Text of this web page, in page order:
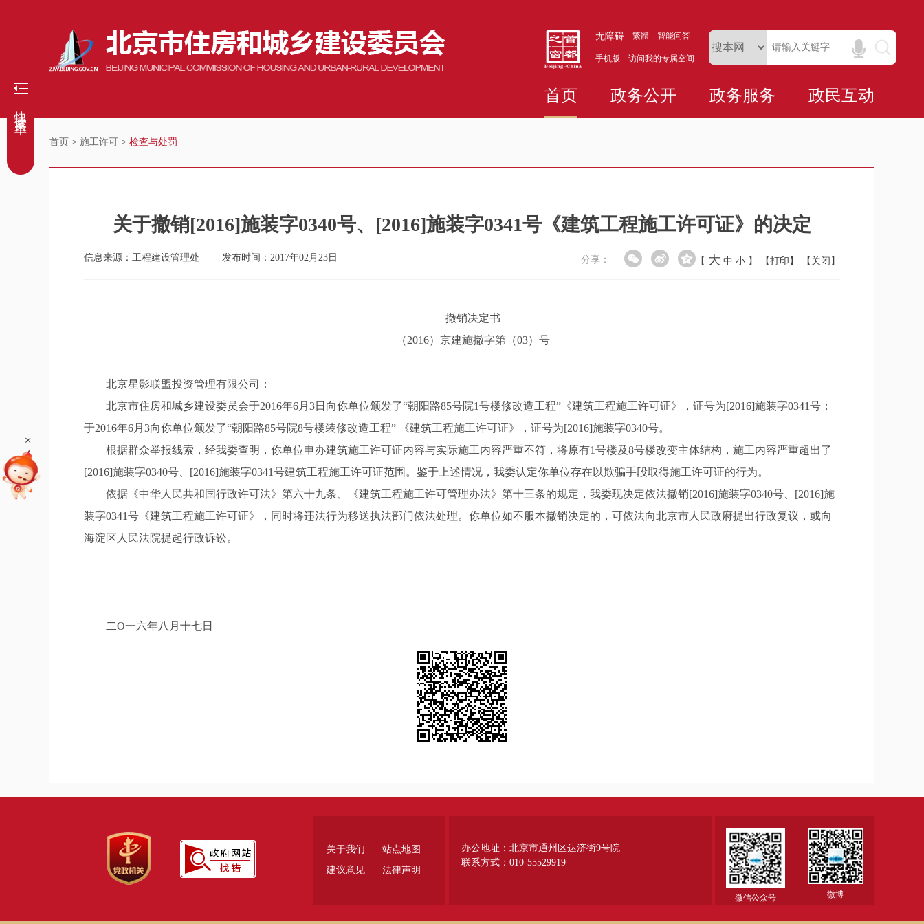
无障碍 繁體 智能问答
手机版 访问我的专属空间
首页 政务公开 政务服务 政民互动
首页 > 施工许可 > 检查与处罚
关于撤销[2016]施装字0340号、[2016]施装字0341号《建筑工程施工许可证》的决定
信息来源：工程建设管理处 发布时间：2017年02月23日 分享： 【 大 中 小 】 【打印】 【关闭】
撤销决定书
（2016）京建施撤字第（03）号
北京星影联盟投资管理有限公司：
北京市住房和城乡建设委员会于2016年6月3日向你单位颁发了“朝阳路85号院1号楼修改造工程”《建筑工程施工许可证》，证号为[2016]施装字0341号；
于2016年6月3向你单位颁发了“朝阳路85号院8号楼装修改造工程” 《建筑工程施工许可证》，证号为[2016]施装字0340号。
根据群众举报线索，经我委查明，你单位申办建筑施工许可证内容与实际施工内容严重不符，将原有1号楼及8号楼改变主体结构，施工内容严重超出了
[2016]施装字0340号、[2016]施装字0341号建筑工程施工许可证范围。鉴于上述情况，我委认定你单位存在以欺骗手段取得施工许可证的行为。
依据《中华人民共和国行政许可法》第六十九条、《建筑工程施工许可管理办法》第十三条的规定，我委现决定依法撤销[2016]施装字0340号、[2016]施
装字0341号《建筑工程施工许可证》，同时将违法行为移送执法部门依法处理。你单位如不服本撤销决定的，可依法向北京市人民政府提出行政复议，或向
海淀区人民法院提起行政诉讼。
二O一六年八月十七日
+
关于我们
站点地图
建议意见
法律声明
办公地址：北京市通州区达济街9号院
联系方式：010-55529919
微信公众号 微博
快捷菜单